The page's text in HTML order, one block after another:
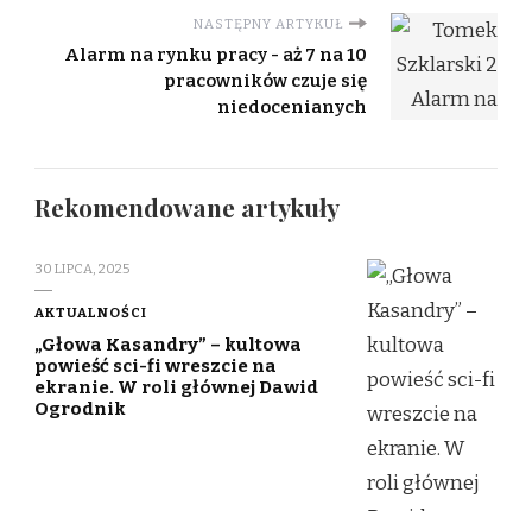
NASTĘPNY ARTYKUŁ
Alarm na rynku pracy - aż 7 na 10
pracowników czuje się
niedocenianych
Rekomendowane artykuły
30 LIPCA, 2025
AKTUALNOŚCI
„Głowa Kasandry” – kultowa
powieść sci-fi wreszcie na
ekranie. W roli głównej Dawid
Ogrodnik